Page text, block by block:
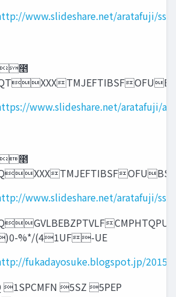
www.slideshare.net/aratafuji/ss-
www.slideshare.net/aratafuji/a-
www.slideshare.net/aratafuji/ss-
%*/(41UF-UE
fukadayosuke.blogspot.jp/2015/
1SPCMFN 5SZ 5PEP